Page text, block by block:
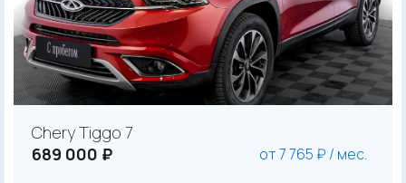
Chery Tiggo 7
689 000 ₽
от 7 765 ₽ / мес.